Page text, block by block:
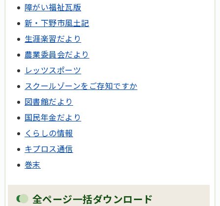
障がい福祉瓦版
新・下野市風土記
生涯楽習だより
農業委員会だより
レッツスポーツ
スクールゾーンをご存知ですか
図書館だより
国民年金だより
くらしの情報
キプロス通信
巻末
全ページ一括ダウンロード